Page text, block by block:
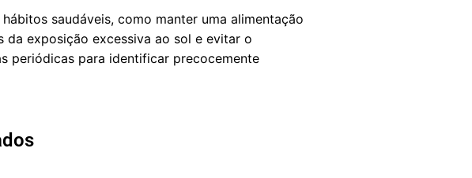
saudáveis, como manter uma alimentação
exposição excessiva ao sol e evitar o
periódicas para identificar precocemente